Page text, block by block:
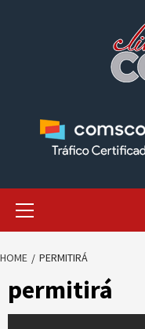
HOME PERMITIRÁ
permitirá